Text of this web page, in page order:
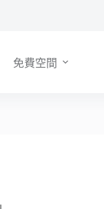
免費空間